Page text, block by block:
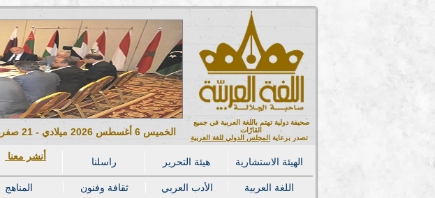
صحيفة دولية تهتم باللغة العربية في جميع
القارّات
تصدر برعاية
المجلس الدولي للغة العربية
أنشر معنا راسلنا هيئة التحرير الهيئة الاستشارية
المناهج ثقافة وفنون الأدب العربي
اللغة العربية